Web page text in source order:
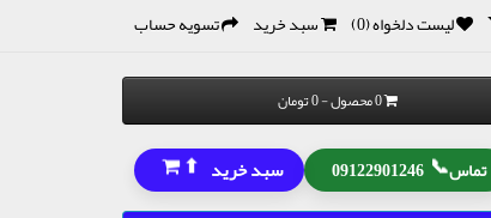
لیست دلخواه (0) سبد خرید تسویه حساب
0 محصول - 0 تومان
تماس📞
09122901246 سبد خرید ⬆